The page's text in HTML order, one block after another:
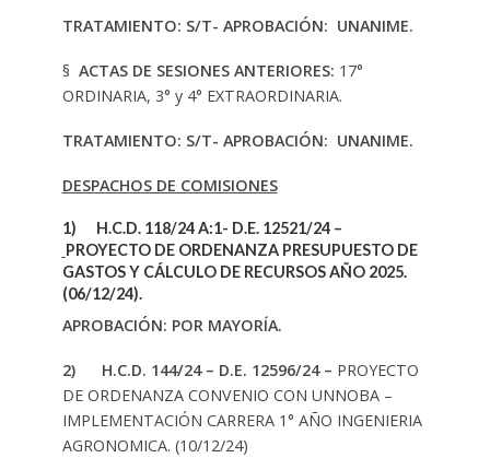
TRATAMIENTO: S/T- APROBACIÓN: UNANIME.
§ ACTAS DE SESIONES ANTERIORES: 17°
ORDINARIA, 3° y 4° EXTRAORDINARIA.
TRATAMIENTO: S/T- APROBACIÓN: UNANIME.
DESPACHOS DE COMISIONES
1)
H.C.D. 118/24 A:1- D.E. 12521/24 –
PROYECTO DE ORDENANZA PRESUPUESTO DE
GASTOS Y CÁLCULO DE RECURSOS AÑO 2025.
(06/12/24).
APROBACIÓN: POR MAYORÍA.
2) H.C.D. 144/24 – D.E. 12596/24 – PROYECTO
DE ORDENANZA CONVENIO CON UNNOBA –
IMPLEMENTACIÓN CARRERA 1° AÑO INGENIERIA
AGRONOMICA. (10/12/24)